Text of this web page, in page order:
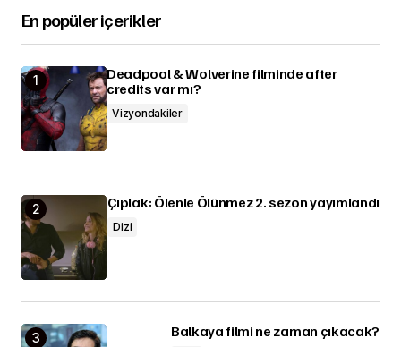
En popüler içerikler
Deadpool & Wolverine filminde after
credits var mı?
Vizyondakiler
Çıplak: Ölenle Ölünmez 2. sezon yayımlandı
Dizi
Balkaya filmi ne zaman çıkacak?